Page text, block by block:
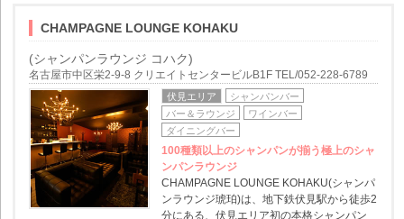
CHAMPAGNE LOUNGE KOHAKU
(シャンパンラウンジ コハク)
名古屋市中区栄2-9-8 クリエイトセンタービルB1F TEL/052-228-6789
伏見エリア
シャンパンバー
バー＆ラウンジ
ワインバー
ダイニングバー
100種類以上のシャンパンが揃う極上のシャ
ンパンラウンジ
CHAMPAGNE LOUNGE KOHAKU(シャンパ
ンラウンジ琥珀)は、地下鉄伏見駅から徒歩2
分にある、伏見エリア初の本格シャンパン